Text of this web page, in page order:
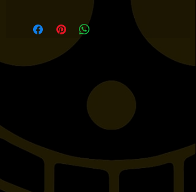
esempio installazione: Honda VT
750 Shadow, Spirit / RC50, RC53
/ Honda VT 750 S / RC58 /
Yamaha XVS 650 Drag Star
VM03, VM04 / Yamaha XVS 950
A Midnight Star / VN02Yamaha
XVS 1100 Drag Star Classic /
VP05, VP16 / Suzuki VL 800
Volusia / WVBM